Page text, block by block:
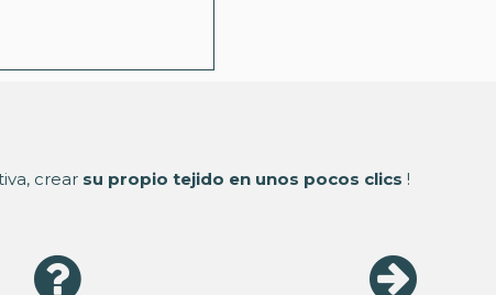
crear su propio tejido en unos pocos clics !